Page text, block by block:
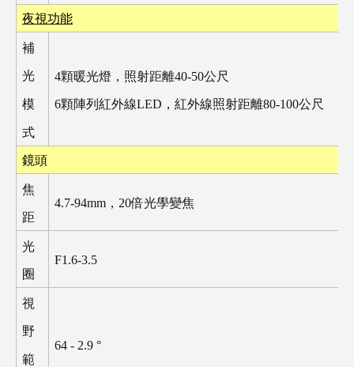
夜視功能
補
光
模
式
4顆暖光燈，照射距離40-50公尺
6顆陣列紅外線LED ，紅外線照射距離80-100公尺
鏡頭
焦
距
4.7-94mm ， 20倍光學變焦
光
圈
F1.6-3.5
視
野
範
64 - 2.9 °